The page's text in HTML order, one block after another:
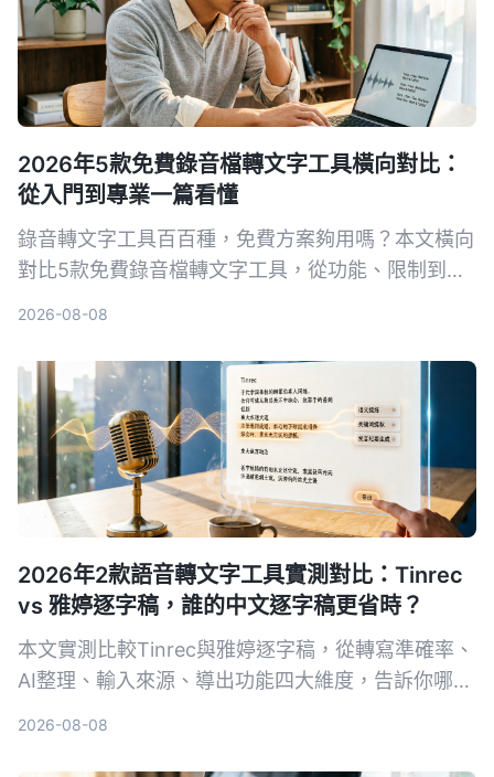
2026年5款免費錄音檔轉文字工具橫向對比：
從入門到專業一篇看懂
錄音轉文字工具百百種，免費方案夠用嗎？本文橫向
對比5款免費錄音檔轉文字工具，從功能、限制到適
2026-08-08
2026年2款語音轉文字工具實測對比：Tinrec
vs 雅婷逐字稿，誰的中文逐字稿更省時？
本文實測比較Tinrec與雅婷逐字稿，從轉寫準確率、
AI整理、輸入來源、導出功能四大維度，告訴你哪款
2026-08-08